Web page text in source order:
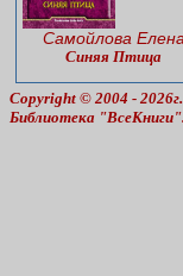
Самойлова Елена
Синяя Птица
Copyright © 2004 - 2026г.
Библиотека